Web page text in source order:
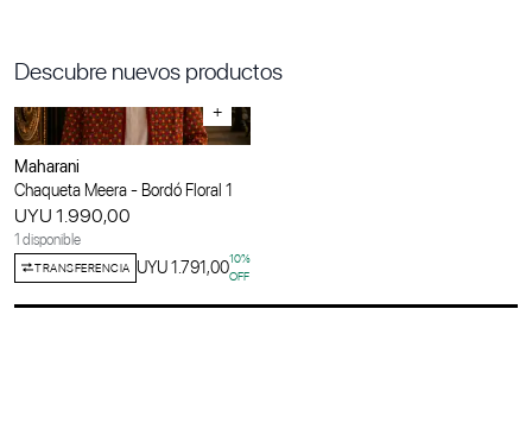
Descubre nuevos productos
+
Maharani
Chaqueta Meera - Bordó Floral 1
UYU 1.990,00
1 disponible
TRANSFERENCIA UYU 1.791,0010%
OFF